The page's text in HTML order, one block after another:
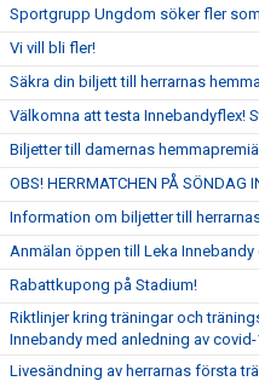
Sportgrupp Ungdom söker fler
Vi vill bli fler!
Säkra din biljett till herrarnas
Välkomna att testa Innebandyflex!
Biljetter till damernas
OBS! HERRMATCHEN PÅ SÖNDAG
Information om biljetter till
Anmälan öppen till Leka
Rabattkupong på Stadium!
Riktlinjer kring träningar och
Innebandy med anledning av
Livesändning av herrarnas första